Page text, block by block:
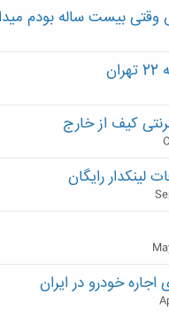
وقتی بیست ساله بودم
کیف از خارج
لینکدار رایگان
خودرو در ایران